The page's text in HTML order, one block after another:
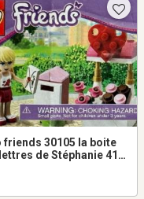
friends 30105 la boite
de Stéphanie 41